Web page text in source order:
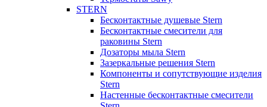
STERN
Бесконтактные душевые Stern
Бесконтактные смесители для
раковины Stern
Дозаторы мыла Stern
Зазеркальные решения Stern
Компоненты и сопутствующие изделия
Stern
Настенные бесконтактные смесители